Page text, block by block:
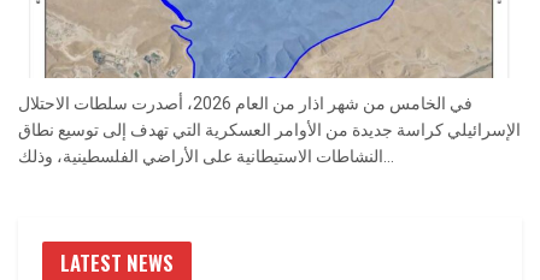
في الخامس من شهر اذار من العام 2026، أصدرت سلطات الاحتلال
الإسرائيلي كراسة جديدة من الأوامر العسكرية التي تهدف إلى توسيع نطاق
LATEST NEWS